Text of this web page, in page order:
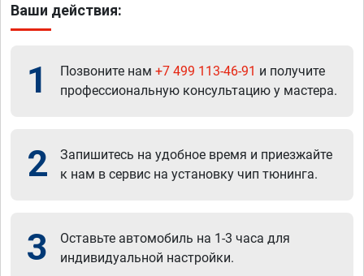
Ваши действия:
1 Позвоните нам +7 499 113-46-91 и получите
профессиональную консультацию у мастера.
2
Запишитесь на удобное время и приезжайте
к нам в сервис на установку чип тюнинга.
3
Оставьте автомобиль на 1-3 часа для
индивидуальной настройки.